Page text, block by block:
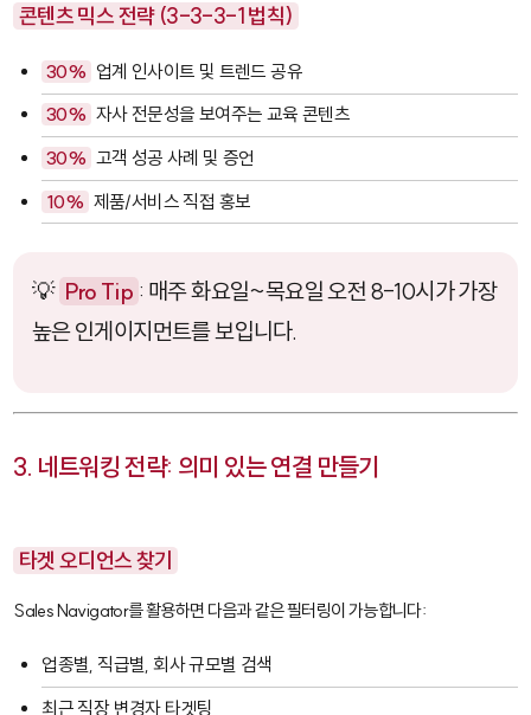
콘텐츠 믹스 전략 (3-3-3-1 법칙)
30% 업계 인사이트 및 트렌드 공유
30% 자사 전문성을 보여주는 교육 콘텐츠
30% 고객 성공 사례 및 증언
10% 제품/서비스 직접 홍보
💡 Pro Tip : 매주 화요일~목요일 오전 8-10시가 가장
높은 인게이지먼트를 보입니다.
3. 네트워킹 전략: 의미 있는 연결 만들기
타겟 오디언스 찾기
Sales Navigator를 활용하면 다음과 같은 필터링이 가능합니다:
업종별, 직급별, 회사 규모별 검색
최근 직장 변경자 타겟팅